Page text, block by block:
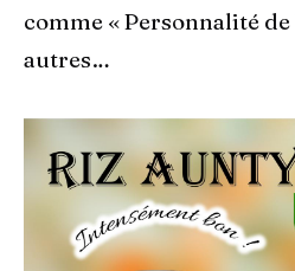
comme « Personnalité de
autres…